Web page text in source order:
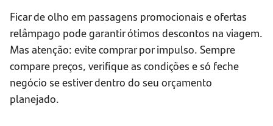
Ficar de olho em passagens promocionais e ofertas
relâmpago pode garantir ótimos descontos na viagem.
Mas atenção: evite comprar por impulso. Sempre
compare preços, verifique as condições e só feche
negócio se estiver dentro do seu orçamento
planejado.